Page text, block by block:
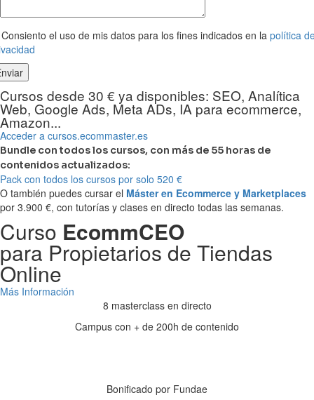
el uso de mis datos para los fines indicados en la política
Cursos desde 30 € ya disponibles: SEO, Analítica
Web, Google Ads, Meta ADs, IA para ecommerce,
Amazon...
Acceder a cursos.ecommaster.es
Bundle con todos los cursos, con más de 55 horas de
contenidos actualizados:
Pack con todos los cursos por solo 520 €
O también puedes cursar el Máster en Ecommerce y Marketplaces
por 3.900 €, con tutorías y clases en directo todas las semanas.
Curso EcommCEO
para Propietarios de Tiendas
Online
Más Información
8 masterclass en directo
Campus con + de 200h de contenido
Bonificado por Fundae